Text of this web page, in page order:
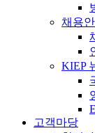
채용
KIEP
고객마당